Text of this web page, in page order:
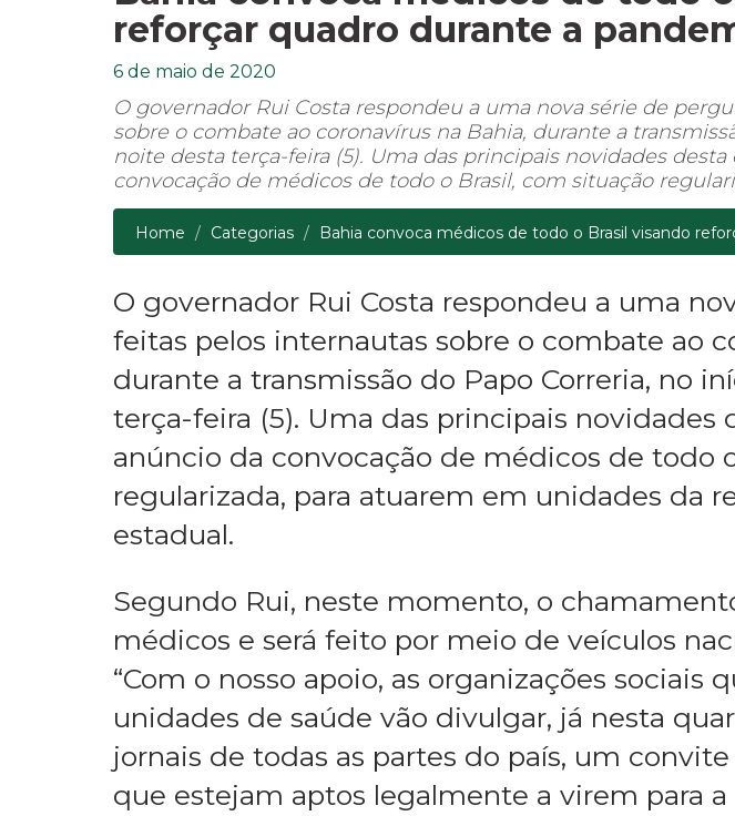
reforçar quadro durante a
6 de maio de 2020
O governador Rui Costa respondeu a uma nova série de
sobre o combate ao coronavírus na Bahia, durante a
noite desta terça-feira (5). Uma das principais novidades
convocação de médicos de todo o Brasil, com situação
Home Categorias Bahia convoca médicos de todo o Brasil visando
O governador Rui Costa respondeu a uma
feitas pelos internautas sobre o combate ao
durante a transmissão do Papo Correria, no
terça-feira (5). Uma das principais novidades
anúncio da convocação de médicos de todo
regularizada, para atuarem em unidades da
estadual.
Segundo Rui, neste momento, o
médicos e será feito por meio de veículos
“Com o nosso apoio, as organizações sociais
unidades de saúde vão divulgar, já nesta
jornais de todas as partes do país, um
que estejam aptos legalmente a virem para